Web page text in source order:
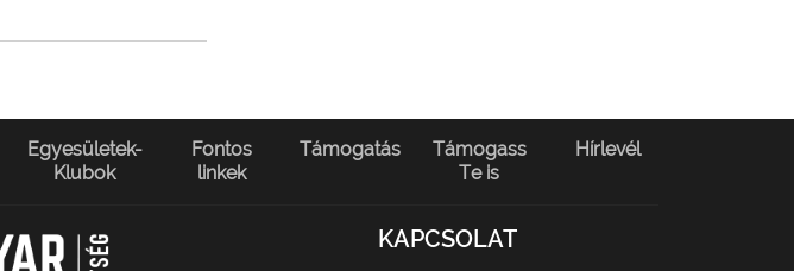
Egyesületek-
Klubok
Fontos
linkek
Támogatás
Támogass
Te is
Hírlevél
KAPCSOLAT